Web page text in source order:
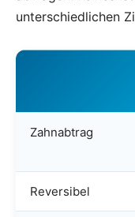
unterschiedlichen
Zahnabtrag
Reversibel